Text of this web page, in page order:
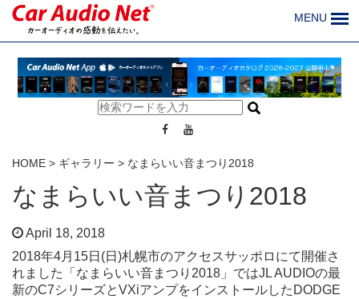
MENU
HOME > ギャラリー > なまらいい音まつり2018
なまらいい音まつり2018
April 18, 2018
2018年4月15日(日)札幌市のアクセスサッポロにて開催さ
れました「なまらいい音まつり2018」ではJL AUDIOの最
新のC7シリーズとVXiアンプをインストールしたDODGE